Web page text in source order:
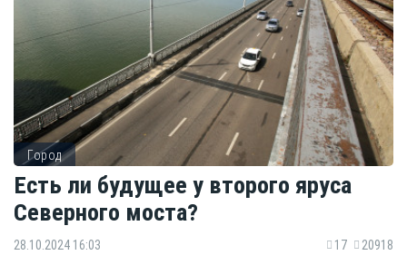
Город
Есть ли будущее у второго яруса
Северного моста?
28.10.2024 16:03 17 20918